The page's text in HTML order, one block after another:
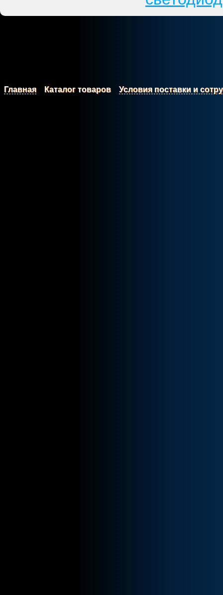
Главная Каталог товаров Условия поставки и